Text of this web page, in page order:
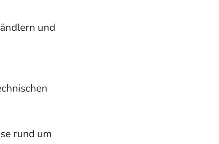
und
rund um